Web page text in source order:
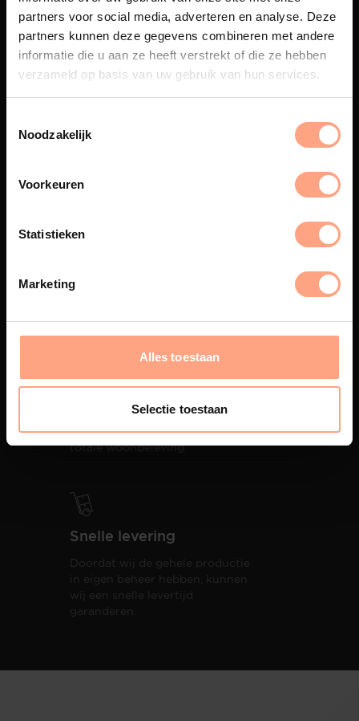
partners voor social media, adverteren en analyse. Deze
partners kunnen deze gegevens combineren met andere
informatie die u aan ze heeft verstrekt of die ze hebben
verzameld op basis van uw gebruik van hun services.
Noodzakelijk
Voorkeuren
Statistieken
Marketing
Alles toestaan
Selectie toestaan
Maatwerk
Een exclusieve handgemaakte
De meubelen worden in onze
componenten lak.
ontzorging van eerste schets tot
oplevering,met als resultaat een
totale woonbeleving.
Snelle levering
Doordat wij de gehele productie
in eigen beheer hebben, kunnen
wij een snelle levertijd
garanderen.